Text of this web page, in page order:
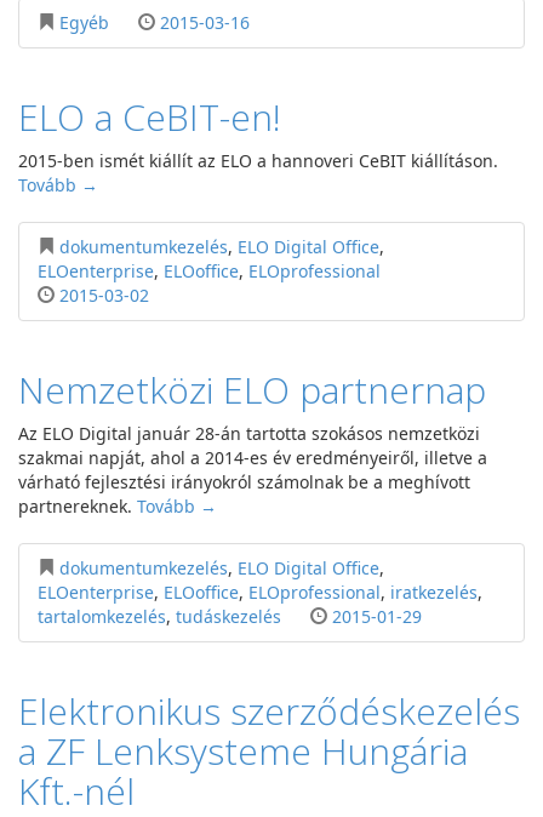
Egyéb 2015-03-16
ELO a CeBIT-en!
2015-ben ismét kiállít az ELO a hannoveri CeBIT kiállításon.
Tovább →
dokumentumkezelés, ELO Digital Office,
ELOenterprise, ELOoffice, ELOprofessional
2015-03-02
Nemzetközi ELO partnernap
Az ELO Digital január 28-án tartotta szokásos nemzetközi
szakmai napját, ahol a 2014-es év eredményeiről, illetve a
várható fejlesztési irányokról számolnak be a meghívott
partnereknek. Tovább →
dokumentumkezelés, ELO Digital Office,
ELOenterprise, ELOoffice, ELOprofessional, iratkezelés,
tartalomkezelés, tudáskezelés 2015-01-29
Elektronikus szerződéskezelés
a ZF Lenksysteme Hungária
Kft.-nél